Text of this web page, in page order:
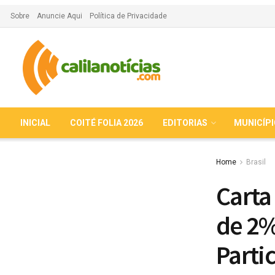
Sobre Anuncie Aqui Política de Privacidade
INICIAL COITÉ FOLIA 2026 EDITORIAS
Home Brasil
de